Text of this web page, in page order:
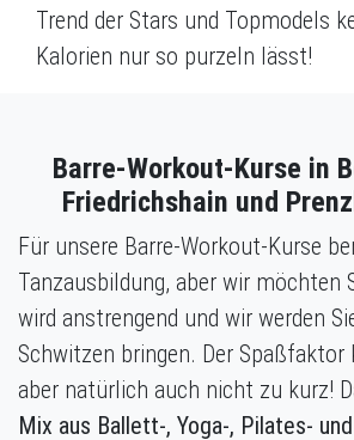
Trend der Stars und Topmodels
Kalorien nur so purzeln lässt!
Barre-Workout-Kurse in
Friedrichshain und
Für unsere Barre-Workout-Kurse
Tanzausbildung, aber wir möchten
wird anstrengend und wir werden
Schwitzen bringen. Der
aber natürlich auch nicht zu kurz!
Mix aus Ballett-, Yoga-, Pilates-